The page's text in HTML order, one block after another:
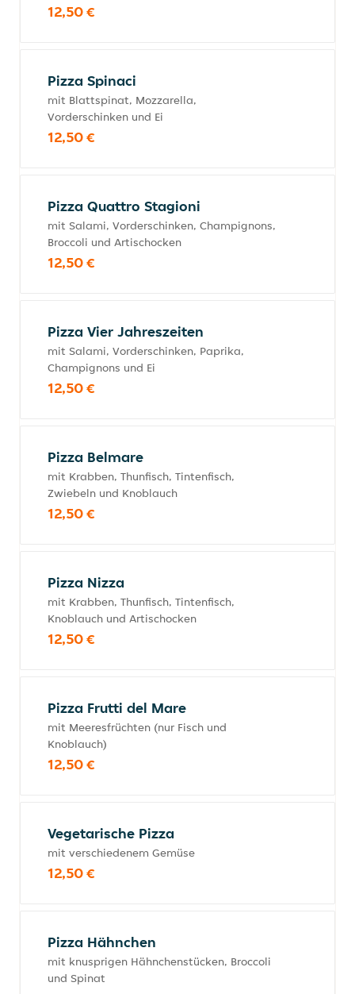
12,50 €
Pizza Spinaci
mit Blattspinat, Mozzarella,
Vorderschinken und Ei
12,50 €
Pizza Quattro Stagioni
mit Salami, Vorderschinken, Champignons,
Broccoli und Artischocken
12,50 €
Pizza Vier Jahreszeiten
mit Salami, Vorderschinken, Paprika,
Champignons und Ei
12,50 €
Pizza Belmare
mit Krabben, Thunfisch, Tintenfisch,
Zwiebeln und Knoblauch
12,50 €
Pizza Nizza
mit Krabben, Thunfisch, Tintenfisch,
Knoblauch und Artischocken
12,50 €
Pizza Frutti del Mare
mit Meeresfrüchten (nur Fisch und
Knoblauch)
12,50 €
Vegetarische Pizza
mit verschiedenem Gemüse
12,50 €
Pizza Hähnchen
mit knusprigen Hähnchenstücken, Broccoli
und Spinat